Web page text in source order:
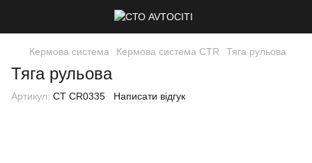
Кермова система Кермова система CTR Тяга рульова
Тяга рульова
Артикул: CT CR0335 Написати відгук